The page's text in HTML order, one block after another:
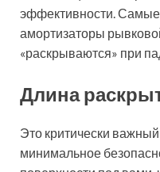
эффективности.
амортизаторы
«раскрываются» при
Длина
Это критически
минимальное